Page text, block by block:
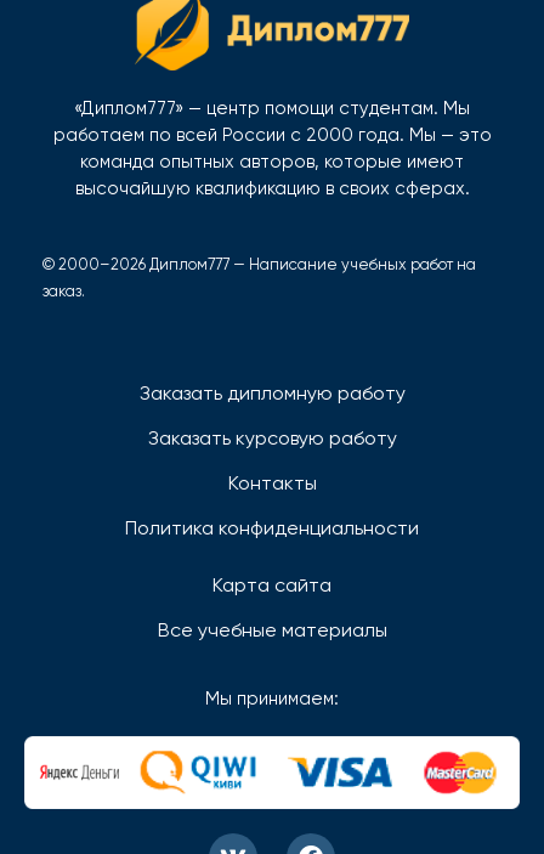
«Диплом777» — центр помощи студентам. Мы
работаем по всей России с 2000 года. Мы — это
команда опытных авторов, которые имеют
высочайшую квалификацию в своих сферах.
© 2000–2026 Диплом777 — Написание учебных работ на
заказ.
Заказать дипломную работу
Заказать курсовую работу
Контакты
Политика конфиденциальности
Карта сайта
Все учебные материалы
Мы принимаем: